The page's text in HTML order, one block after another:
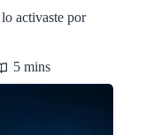
activaste por
5 mins